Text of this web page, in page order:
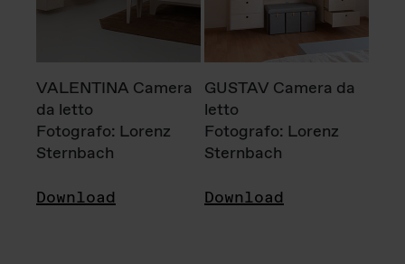
VALENTINA Camera
da letto
Fotografo: Lorenz
Sternbach
Download
GUSTAV Camera da
letto
Fotografo: Lorenz
Sternbach
Download